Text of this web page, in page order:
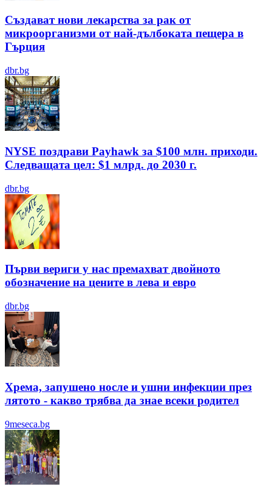
Създават нови лекарства за рак от
микроорганизми от най-дълбоката пещера в
Гърция
dbr.bg
NYSE поздрави Payhawk за $100 млн. приходи.
Следващата цел: $1 млрд. до 2030 г.
dbr.bg
Първи вериги у нас премахват двойното
обозначение на цените в лева и евро
dbr.bg
Хрема, запушено носле и ушни инфекции през
лятотo - какво трябва да знае всеки родител
9meseca.bg